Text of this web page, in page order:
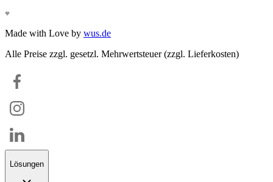
Made with Love by wus.de
Alle Preise zzgl. gesetzl. Mehrwertsteuer (zzgl. Lieferkosten)
Lösungen